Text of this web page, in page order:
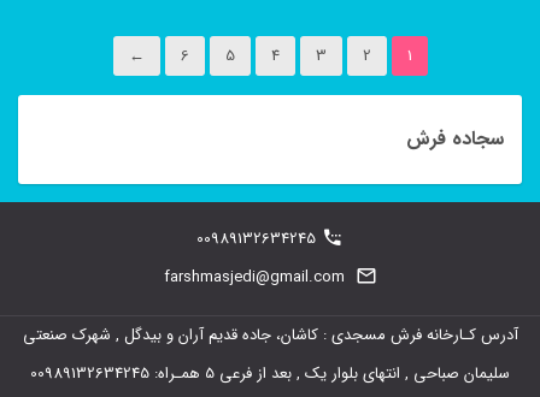
1
2
3
4
5
6
←
سجاده فرش
00989132634245
farshmasjedi@gmail.com
آدرس کـارخانه فرش مسجدی : کاشان، جاده قدیم آران و بیدگل , شهرک صنعتی
سلیمان صباحی , انتهای بلوار یک , بعد از فرعی 5 همـراه: 00989132634245